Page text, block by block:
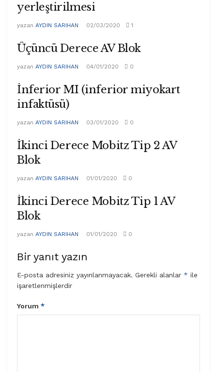
yerleştirilmesi
yazan AYDIN SARIHAN 02/03/2020 1
Üçüncü Derece AV Blok
yazan AYDIN SARIHAN 04/01/2020 0
İnferior MI (inferior miyokart
infaktüsü)
yazan AYDIN SARIHAN 03/01/2020 0
İkinci Derece Mobitz Tip 2 AV
Blok
yazan AYDIN SARIHAN 01/01/2020 0
İkinci Derece Mobitz Tip 1 AV
Blok
yazan AYDIN SARIHAN 01/01/2020 0
Bir yanıt yazın
E-posta adresiniz yayınlanmayacak. Gerekli alanlar * ile
işaretlenmişlerdir
Yorum *